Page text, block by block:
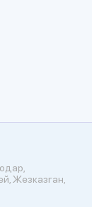
Жезказган,